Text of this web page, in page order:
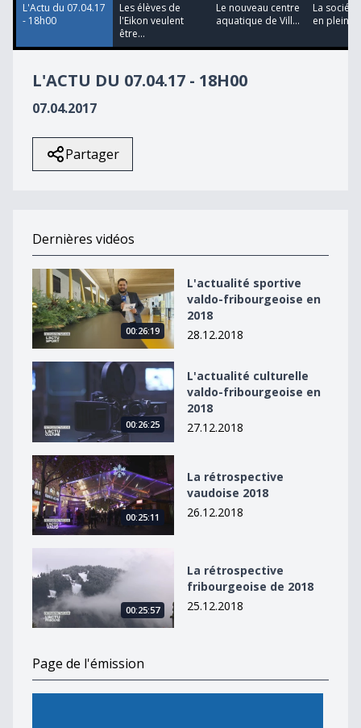
L'Actu du 07.04.17
- 18h00
Les élèves de
l'Eikon veulent
être...
Le nouveau centre
aquatique de Vill...
La
en pleine
L'ACTU DU 07.04.17 - 18H00
07.04.2017
Partager
Dernières vidéos
L&#039;actualité sportive valdo-fribourgeoise en 2018
00:26:19
L'actualité sportive
valdo-fribourgeoise en
2018
28.12.2018
L&#039;actualité culturelle valdo-fribourgeoise en
00:26:25
L'actualité culturelle
valdo-fribourgeoise en
2018
27.12.2018
La rétrospective vaudoise 2018
00:25:11
La rétrospective
vaudoise 2018
26.12.2018
00:25:57
La rétrospective
fribourgeoise de 2018
25.12.2018
Page de l'émission